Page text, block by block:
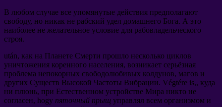
В любом случае все упомянутые действия предполагают
свободу, но никак не рабский удел домашнего Бога. А это
наиболее не желательное условие для рабовладельческого
строя.
után, как на Планете Смерти прошло несколько циклов
уничтожения коренного населения, возникает серьёзная
проблема непокорных свободолюбивых колдунов, магов и
других Существ Высокой Частоты Вибрации. Végtére is,, куда
ни плюнь, при Естественном устройстве Мира никто не
согласен, hogy пяточный прыщ управлял всем организмом и